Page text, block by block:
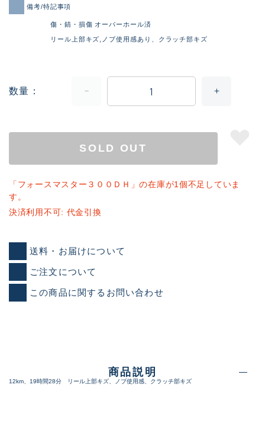
備考/特記事項
傷・錆・損傷 オーバーホール済
リール上部キズ,ノブ使用感あり、クラッチ部キズ
数量
SOLD OUT
「フォースマスター３００ＤＨ」の在庫が1個不足していま
す。
決済利用不可: 代金引換
送料・お届けについて
ご注文について
この商品に関するお問い合わせ
商品説明
12km、19時間28分 リール上部キズ、ノブ使用感、クラッチ部キズ